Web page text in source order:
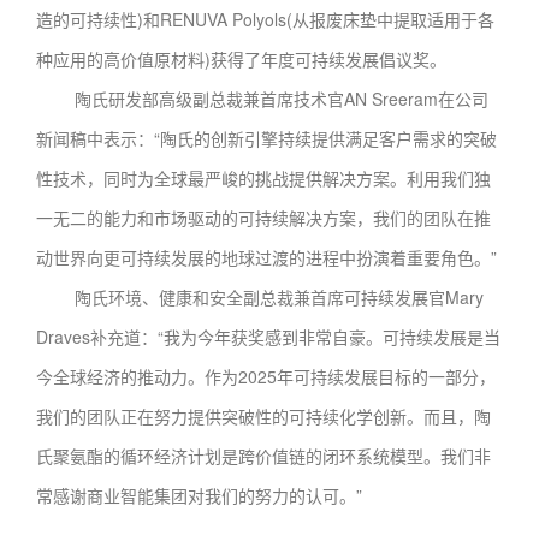
造的可持续性)和RENUVA Polyols(从报废床垫中提取适用于各
种应用的高价值原材料)获得了年度可持续发展倡议奖。
陶氏研发部高级副总裁兼首席技术官AN Sreeram在公司
新闻稿中表示：“陶氏的创新引擎持续提供满足客户需求的突破
性技术，同时为全球最严峻的挑战提供解决方案。利用我们独
一无二的能力和市场驱动的可持续解决方案，我们的团队在推
动世界向更可持续发展的地球过渡的进程中扮演着重要角色。”
陶氏环境、健康和安全副总裁兼首席可持续发展官Mary
Draves补充道：“我为今年获奖感到非常自豪。可持续发展是当
今全球经济的推动力。作为2025年可持续发展目标的一部分，
我们的团队正在努力提供突破性的可持续化学创新。而且，陶
氏聚氨酯的循环经济计划是跨价值链的闭环系统模型。我们非
常感谢商业智能集团对我们的努力的认可。”